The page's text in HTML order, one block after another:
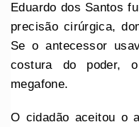
Eduardo dos Santos
precisão cirúrgica,
Se o antecessor
costura do poder,
megafone.
O cidadão aceitou o